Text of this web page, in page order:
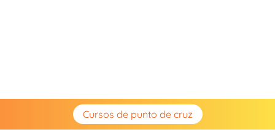
Cursos de punto de cruz